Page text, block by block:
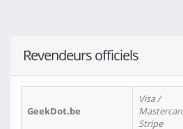
Revendeurs officiels
GeekDot.be
Visa /
Stripe